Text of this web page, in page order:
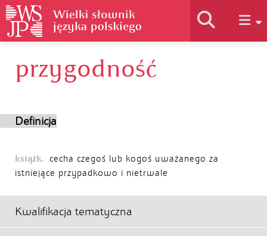
Historia słownika
przygodność
Definicja
książk. cecha czegoś lub kogoś uważanego za
istniejące przypadkowo i nietrwale
Kwalifikacja tematyczna